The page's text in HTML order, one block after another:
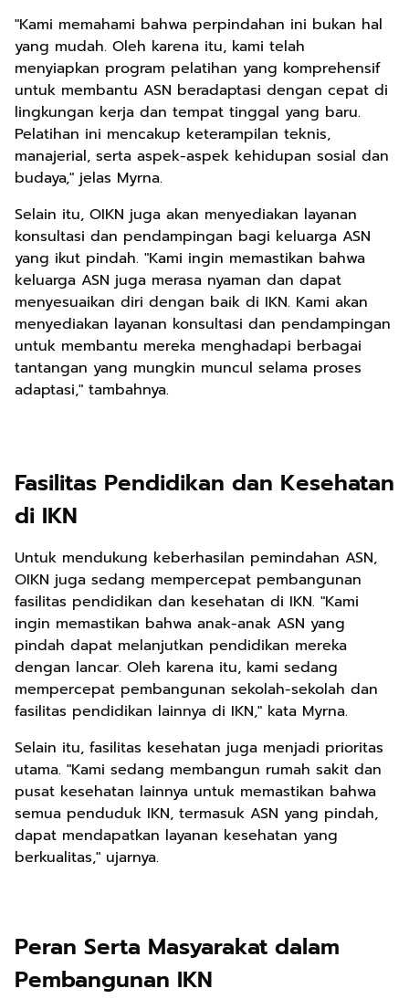
"Kami memahami bahwa perpindahan ini bukan hal
yang mudah. Oleh karena itu, kami telah
menyiapkan program pelatihan yang komprehensif
untuk membantu ASN beradaptasi dengan cepat di
lingkungan kerja dan tempat tinggal yang baru.
Pelatihan ini mencakup keterampilan teknis,
manajerial, serta aspek-aspek kehidupan sosial dan
budaya," jelas Myrna.
Selain itu, OIKN juga akan menyediakan layanan
konsultasi dan pendampingan bagi keluarga ASN
yang ikut pindah. "Kami ingin memastikan bahwa
keluarga ASN juga merasa nyaman dan dapat
menyesuaikan diri dengan baik di IKN. Kami akan
menyediakan layanan konsultasi dan pendampingan
untuk membantu mereka menghadapi berbagai
tantangan yang mungkin muncul selama proses
adaptasi," tambahnya.
Fasilitas Pendidikan dan Kesehatan
di IKN
Untuk mendukung keberhasilan pemindahan ASN,
OIKN juga sedang mempercepat pembangunan
fasilitas pendidikan dan kesehatan di IKN. "Kami
ingin memastikan bahwa anak-anak ASN yang
pindah dapat melanjutkan pendidikan mereka
dengan lancar. Oleh karena itu, kami sedang
mempercepat pembangunan sekolah-sekolah dan
fasilitas pendidikan lainnya di IKN," kata Myrna.
Selain itu, fasilitas kesehatan juga menjadi prioritas
utama. "Kami sedang membangun rumah sakit dan
pusat kesehatan lainnya untuk memastikan bahwa
semua penduduk IKN, termasuk ASN yang pindah,
dapat mendapatkan layanan kesehatan yang
berkualitas," ujarnya.
Peran Serta Masyarakat dalam
Pembangunan IKN